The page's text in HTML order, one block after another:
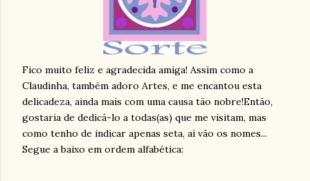
Fico muito feliz e agradecida amiga! Assim como a
Claudinha, também adoro Artes, e me encantou esta
delicadeza, ainda mais com uma causa tão nobre!Então,
gostaria de dedicá-lo a todas(as) que me visitam, mas
como tenho de indicar apenas seta, aí vão os nomes...
Segue a baixo em ordem alfabética: